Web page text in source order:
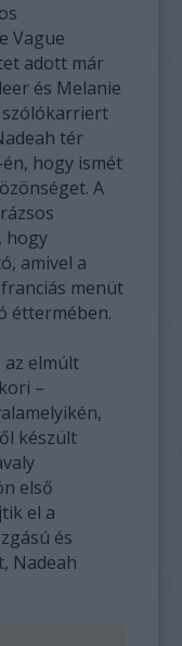
Vague
adott már
és Melanie
szólókarriert
tér
hogy ismét
A
hogy
amivel a
menüt
éttermében.
az elmúlt
–
készült
első
el a
és
Nadeah